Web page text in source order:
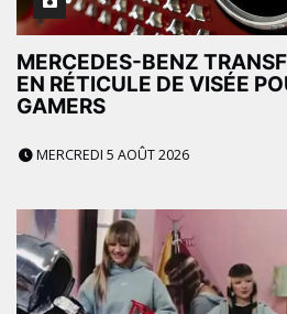
MERCEDES-BENZ
EN RÉTICULE DE VISÉE
GAMERS
MERCREDI 5 AOÛT 2026